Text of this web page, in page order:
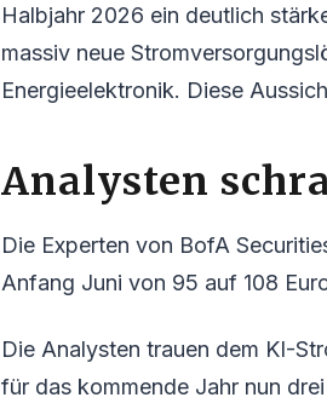
Halbjahr 2026 ein deutlich
massiv neue
Energieelektronik. Diese
Analysten
Die Experten von BofA
Anfang Juni von 95 auf 108
Die Analysten trauen dem KI-
für das kommende Jahr nun